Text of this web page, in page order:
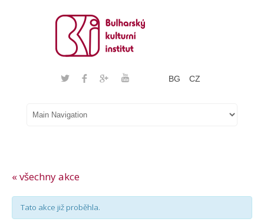
BG CZ
« všechny akce
Tato akce již proběhla.